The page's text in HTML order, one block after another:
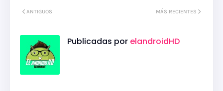
MÁS RECIENTES
ANTIGUOS
Publicadas por elandroidHD